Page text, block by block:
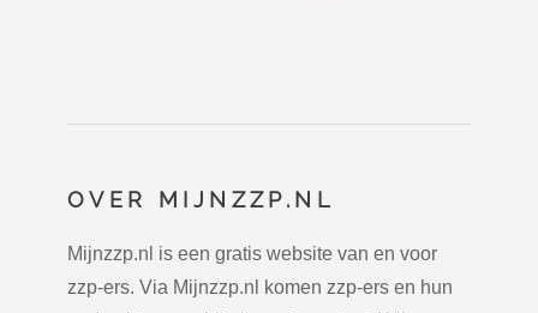
OVER MIJNZZP.NL
Mijnzzp.nl is een gratis website van en voor
zzp-ers. Via Mijnzzp.nl komen zzp-ers en hun